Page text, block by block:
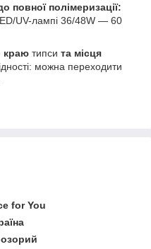
повної полімеризації:
UV-лампі 36/48W — 60
краю типси та місця
можна переходити
for You